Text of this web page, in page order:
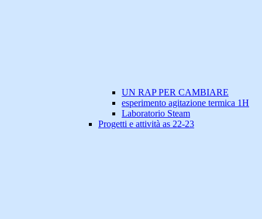
UN RAP PER CAMBIARE
esperimento agitazione termica 1H
Laboratorio Steam
Progetti e attività as 22-23